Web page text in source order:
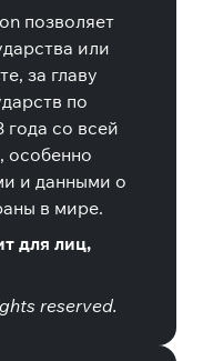
позволяет
или
за главу
по
года со всей
особенно
и данными о
в мире.
для лиц,
reserved.